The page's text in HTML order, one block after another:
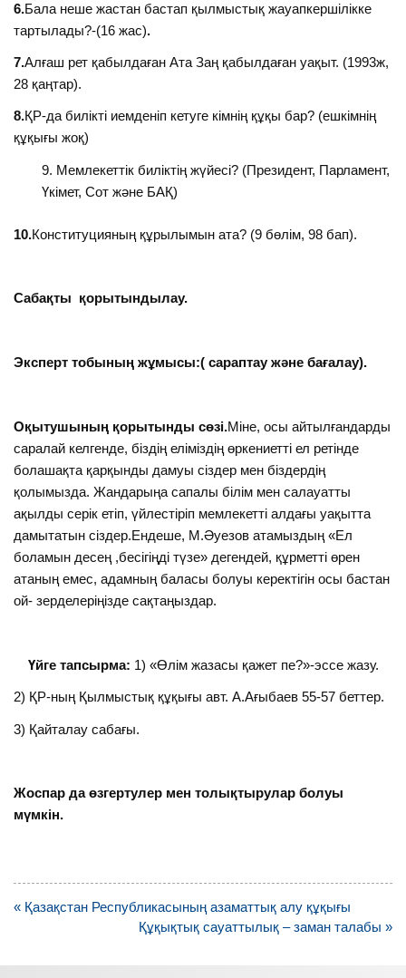
6.Бала неше жастан бастап қылмыстық жауапкершілікке
тартылады?-(16 жас).
7.Алғаш рет қабылдаған Ата Заң қабылдаған уақыт. (1993ж,
28 қаңтар).
8.ҚР-да билікті иемденіп кетуге кімнің құқы бар? (ешкімнің
құқығы жоқ)
Мемлекеттік биліктің жүйесі? (Президент, Парламент,
Үкімет, Сот және БАҚ)
10.Конституцияның құрылымын ата? (9 бөлім, 98 бап).
Сабақты қорытындылау.
Эксперт тобының жұмысы:( сараптау және бағалау).
Оқытушының қорытынды сөзі.Міне, осы айтылғандарды
саралай келгенде, біздің еліміздің өркениетті ел ретінде
болашақта қарқынды дамуы сіздер мен біздердің
қолымызда. Жандарыңа сапалы білім мен салауатты
ақылды серік етіп, үйлестіріп мемлекетті алдағы уақытта
дамытатын сіздер.Ендеше, М.Әуезов атамыздың «Ел
боламын десең ,бесігіңді түзе» дегендей, құрметті өрен
атаның емес, адамның баласы болуы керектігін осы бастан
ой- зерделеріңізде сақтаңыздар.
Үйге тапсырма: 1) «Өлім жазасы қажет пе?»-эссе жазу.
2) ҚР-ның Қылмыстық құқығы авт. А.Ағыбаев 55-57 беттер.
3) Қайталау сабағы.
Жоспар да өзгертулер мен толықтырулар болуы
мүмкін.
Навигация
« Қазақстан Республикасының азаматтық алу құқығы
Құқықтық сауаттылық – заман талабы »